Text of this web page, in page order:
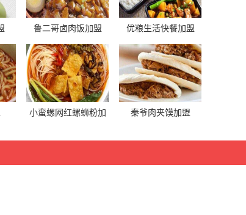
鲁二哥卤肉饭加盟 优粮生活快餐加盟
小蛮螺网红螺蛳粉加
秦爷肉夹馍加盟